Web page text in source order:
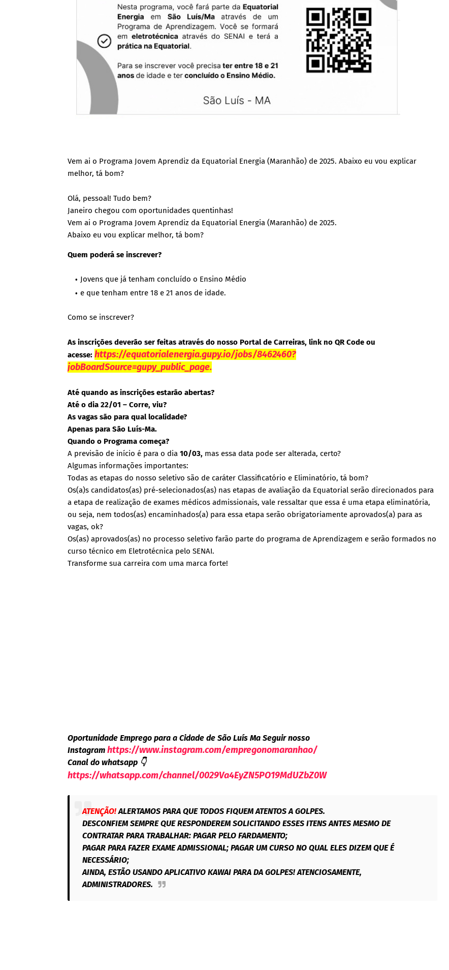
Vem ai o Programa Jovem Aprendiz da Equatorial Energia (Maranhão) de 2025. Abaixo eu vou explicar
melhor, tá bom?
Olá, pessoal! Tudo bem?
Janeiro chegou com oportunidades quentinhas!
Vem ai o Programa Jovem Aprendiz da Equatorial Energia (Maranhão) de 2025.
Abaixo eu vou explicar melhor, tá bom?
Quem poderá se inscrever?
Jovens que já tenham concluído o Ensino Médio
e que tenham entre 18 e 21 anos de idade.
Como se inscrever?
As inscrições deverão ser feitas através do nosso Portal de Carreiras, link no QR Code ou
acesse: https://equatorialenergia.gupy.io/jobs/8462460?
jobBoardSource=gupy_public_page.
Até quando as inscrições estarão abertas?
Até o dia 22/01 – Corre, viu?
As vagas são para qual localidade?
Apenas para São Luís-Ma.
Quando o Programa começa?
A previsão de início é para o dia 10/03, mas essa data pode ser alterada, certo?
Algumas informações importantes:
Todas as etapas do nosso seletivo são de caráter Classificatório e Eliminatório, tá bom?
Os(a)s candidatos(as) pré-selecionados(as) nas etapas de avaliação da Equatorial serão direcionados para
a etapa de realização de exames médicos admissionais, vale ressaltar que essa é uma etapa eliminatória,
ou seja, nem todos(as) encaminhados(a) para essa etapa serão obrigatoriamente aprovados(a) para as
vagas, ok?
Os(as) aprovados(as) no processo seletivo farão parte do programa de Aprendizagem e serão formados no
curso técnico em Eletrotécnica pelo SENAI.
Transforme sua carreira com uma marca forte!
Oportunidade Emprego para a Cidade de São Luís Ma Seguir nosso
Instagram https://www.instagram.com/empregonomaranhao/
Canal do whatsapp 👇
https://whatsapp.com/channel/0029Va4EyZN5PO19MdUZbZ0W
ATENÇÃO!ALERTAMOS PARA QUE TODOS FIQUEM ATENTOS A GOLPES.
DESCONFIEM SEMPRE QUE RESPONDEREM SOLICITANDO ESSES ITENS ANTES MESMO DE
CONTRATAR PARA TRABALHAR: PAGAR PELO FARDAMENTO;
PAGAR PARA FAZER EXAME ADMISSIONAL; PAGAR UM CURSO NO QUAL ELES DIZEM QUE É
NECESSÁRIO;
AINDA, ESTÃO USANDO APLICATIVO KAWAI PARA DA GOLPES! ATENCIOSAMENTE,
ADMINISTRADORES.